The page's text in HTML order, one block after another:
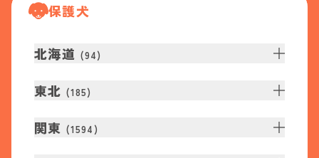
保護犬
北海道 (94)
東北 (185)
関東 (1594 )